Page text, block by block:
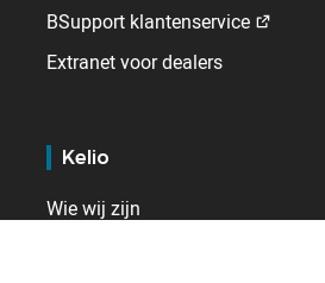
BSupport klantenservice
Extranet voor dealers
Kelio
Wie wij zijn